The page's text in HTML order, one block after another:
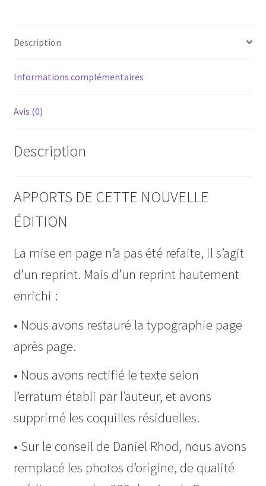
Gaultier
Description
Informations complémentaires
Avis (0)
Description
APPORTS DE CETTE NOUVELLE
ÉDITION
La mise en page n’a pas été refaite, il s’agit
d’un reprint. Mais d’un reprint hautement
enrichi :
• Nous avons restauré la typographie page
après page.
• Nous avons rectifié le texte selon
l’erratum établi par l’auteur, et avons
supprimé les coquilles résiduelles.
• Sur le conseil de Daniel Rhod, nous avons
remplacé les photos d’origine, de qualité